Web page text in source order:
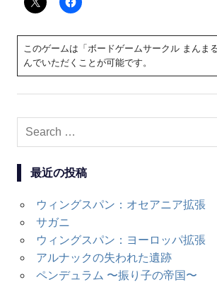
このゲームは「ボードゲームサークル まんま
んでいただくことが可能です。
Search
最近の投稿
ウィングスパン：オセアニア拡張
サガニ
ウィングスパン：ヨーロッパ拡張
アルナックの失われた遺跡
ペンデュラム 〜振り子の帝国〜